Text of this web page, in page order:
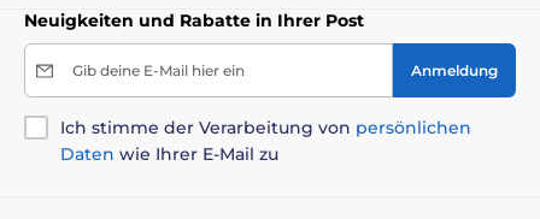
Neuigkeiten und Rabatte in Ihrer Post
Gib deine E-Mail hier ein Anmeldung
Ich stimme der Verarbeitung von persönlichen
Daten wie Ihrer E-Mail zu